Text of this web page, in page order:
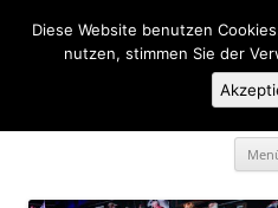
Inhalt
springen KaGe
… des is ka Spass
Diese Website benutzen
nutzen, stimmen Sie der